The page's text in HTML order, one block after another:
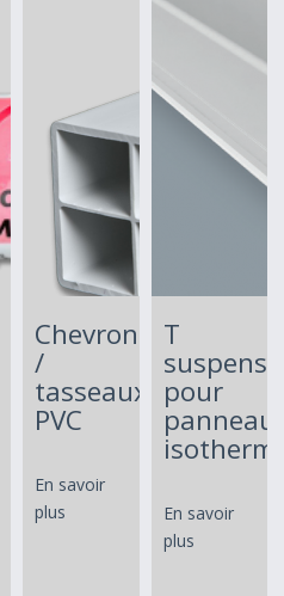
Chevrons
/
tasseaux
PVC
En savoir
plus
T
pour
En savoir
plus